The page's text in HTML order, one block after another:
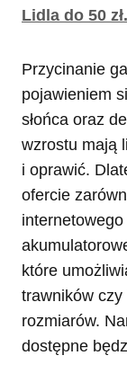
Lidla do 50
Przycinanie
pojawieniem
słońca oraz
wzrostu mają
i oprawić.
ofercie
które
trawników
rozmiarów.
dostępne